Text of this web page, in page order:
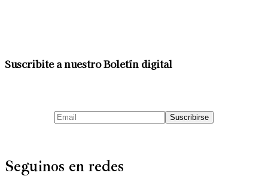
Suscribite a nuestro Boletín digital
Seguinos en redes